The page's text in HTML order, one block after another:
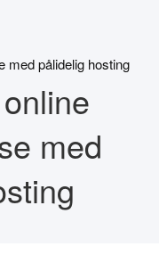
med pålidelig hosting
med